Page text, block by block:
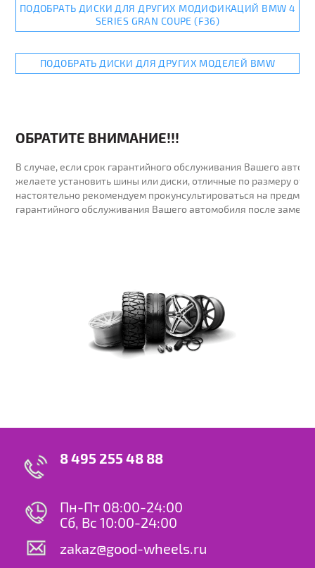
ПОДОБРАТЬ ДИСКИ ДЛЯ ДРУГИХ МОДИФИКАЦИЙ BMW 4
SERIES GRAN COUPE (F36)
ПОДОБРАТЬ ДИСКИ ДЛЯ ДРУГИХ МОДЕЛЕЙ BMW
ОБРАТИТЕ ВНИМАНИЕ!!!
В случае, если срок гарантийного обслуживания Вашего
желаете установить шины или диски, отличные по размеру от
настоятельно рекомендуем прокунсультироваться на предмет
гарантийного обслуживания Вашего автомобиля после
8 495 255 48 88
Пн-Пт 08:00-24:00
Сб, Вс 10:00-24:00
zakaz@good-wheels.ru